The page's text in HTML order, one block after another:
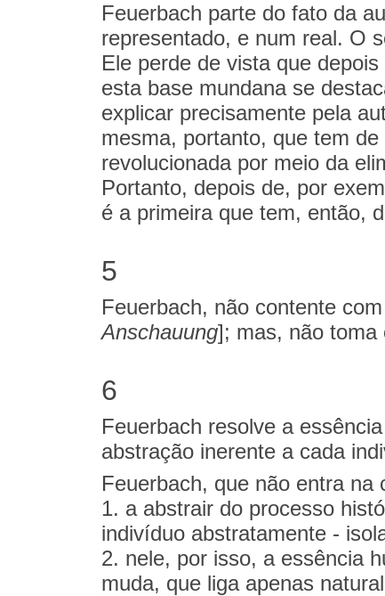
Feuerbach parte do fato da
representado, e num real. O
Ele perde de vista que
esta base mundana se
explicar precisamente pela
mesma, portanto, que tem
revolucionada por meio da
Portanto, depois de, por
é a primeira que tem, então,
5
Feuerbach, não contente
Anschauung]; mas, não toma
6
Feuerbach resolve a
abstração inerente a cada
Feuerbach, que não entra
1. a abstrair do processo
indivíduo abstratamente -
2. nele, por isso, a essência
muda, que liga apenas